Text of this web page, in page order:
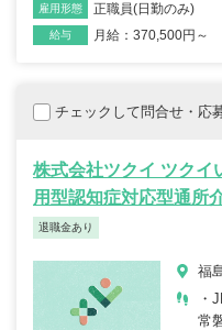
雇用形態 正職員(日勤のみ)
給与 月給：370,500円～
チェックして問合せ・応
株式会社ツクイ ツクイ
用型認知症対応型通所
退職金あり
福
・
常